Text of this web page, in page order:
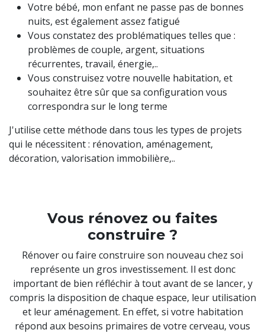
Votre bébé, mon enfant ne passe pas de bonnes
nuits, est également assez fatigué
Vous constatez des problématiques telles que :
problèmes de couple, argent, situations
récurrentes, travail, énergie,..
Vous construisez votre nouvelle habitation, et
souhaitez être sûr que sa configuration vous
correspondra sur le long terme
J'utilise cette méthode dans tous les types de projets
qui le nécessitent : rénovation, aménagement,
décoration, valorisation immobilière,..
Vous rénovez ou faites
construire ?
Rénover ou faire construire son nouveau chez soi
représente un gros investissement. Il est donc
important de bien réfléchir à tout avant de se lancer, y
compris la disposition de chaque espace, leur utilisation
et leur aménagement. En effet, si votre habitation
répond aux besoins primaires de votre cerveau, vous